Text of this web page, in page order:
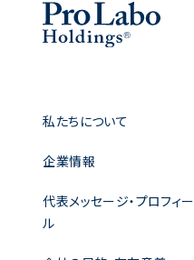
私たちについて
企業情報
代表メッセージ・プロフィー
ル